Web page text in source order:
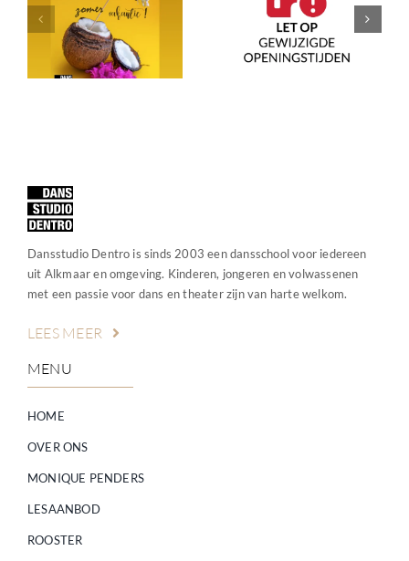
GEWIJZIGDE
OPENINGSTIJDEN
DENTRO IS
VERHUISD
Dansstudio Dentro is sinds 2003 een dansschool voor iedereen
uit Alkmaar en omgeving. Kinderen, jongeren en volwassenen
met een passie voor dans en theater zijn van harte welkom.
LEES MEER
MENU
HOME
OVER ONS
MONIQUE PENDERS
LESAANBOD
ROOSTER